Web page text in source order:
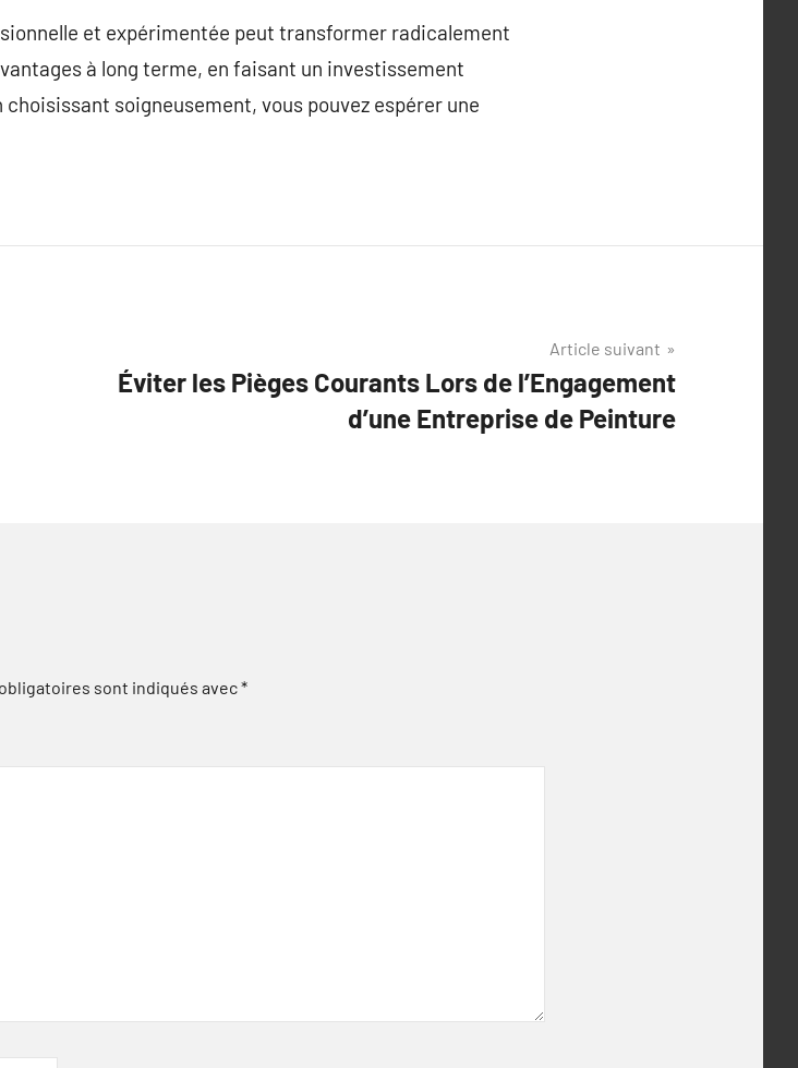
et expérimentée peut transformer radicalement
à long terme, en faisant un investissement
soigneusement, vous pouvez espérer une
Article suivant
Éviter les Pièges Courants Lors de l’Engagement
d’une Entreprise de Peinture
sont indiqués avec*